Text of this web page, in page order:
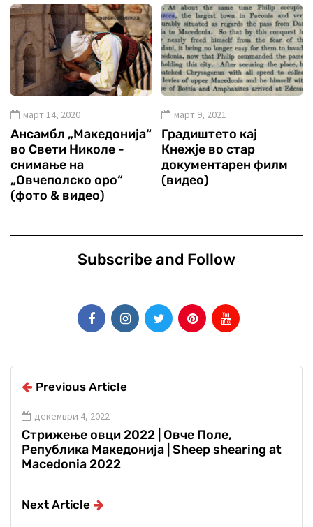
март 14, 2020
Ансамбл „Македонија“
во Свети Николе -
снимање на
„Овчеполско оро“
(фото & видео)
март 9, 2021
Градиштето кај
Кнежје во стар
документарен филм
(видео)
Subscribe and Follow
Previous Article
декември 4, 2022
Стрижење овци 2022 | Овче Поле,
Република Македонија | Sheep shearing at
Macedonia 2022
Next Article